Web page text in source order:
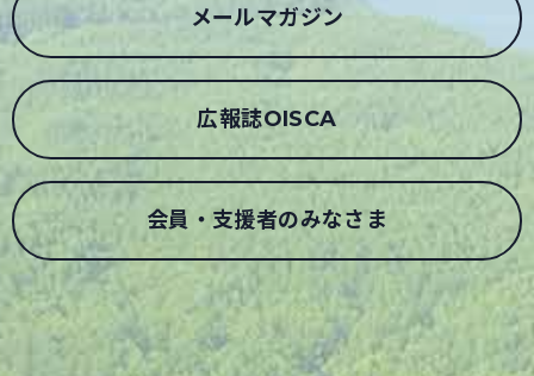
メールマガジン
広報誌OISCA
会員・支援者のみなさま